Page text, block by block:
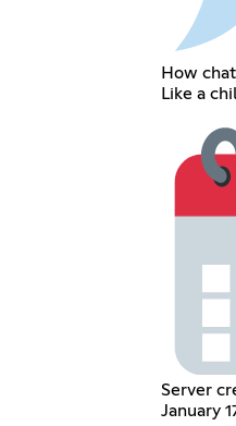
How
Like a
Server
January